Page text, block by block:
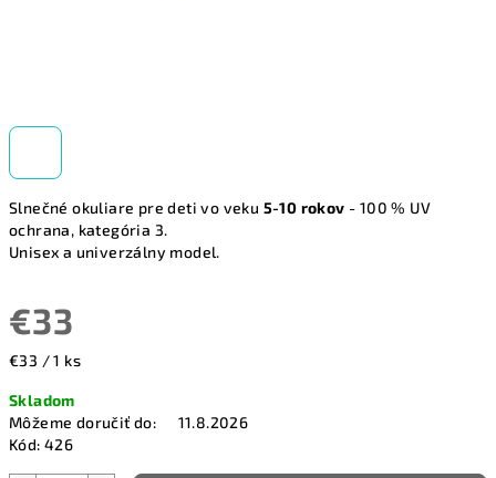
Slnečné okuliare pre deti vo veku 5-10 rokov - 100 % UV
ochrana, kategória 3.
Unisex a univerzálny model.
€33
Jednotková
€33 / 1 ks
Skladom
Môžeme doručiť do:
11.8.2026
Kód: 426